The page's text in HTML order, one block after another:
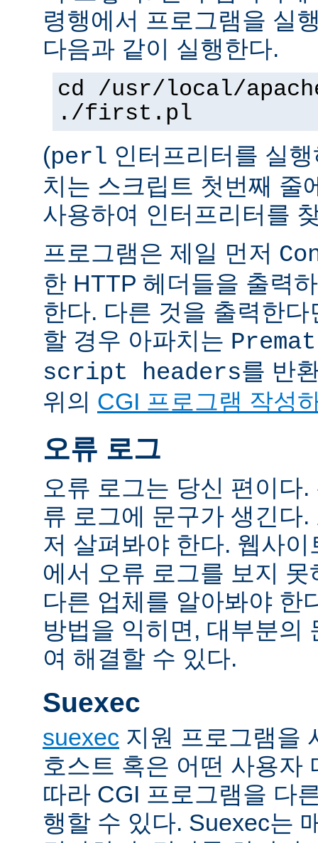
령행에서 프로그램을 실
다음과 같이 실행한다.
cd /usr/local/
./first.pl
(perl 인터프리터를 실
치는 스크립트 첫번째 줄
사용하여 인터프리터를
프로그램은 제일 먼저
한 HTTP 헤더들을 출력
한다. 다른 것을 출력한
할 경우 아파치는
script headers를 반
위의 CGI 프로그램 작성
오류 로그
오류 로그는 당신 편이다
류 로그에 문구가 생긴다
저 살펴봐야 한다. 웹사
에서 오류 로그를 보지
다른 업체를 알아봐야 한
방법을 익히면, 대부분의
여 해결할 수 있다.
Suexec
suexec 지원 프로그램을
호스트 혹은 어떤 사용자
따라 CGI 프로그램을 다
행할 수 있다. Suexec는